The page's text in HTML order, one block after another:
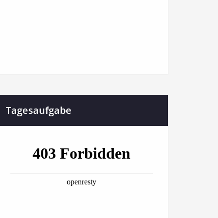
Tagesaufgabe